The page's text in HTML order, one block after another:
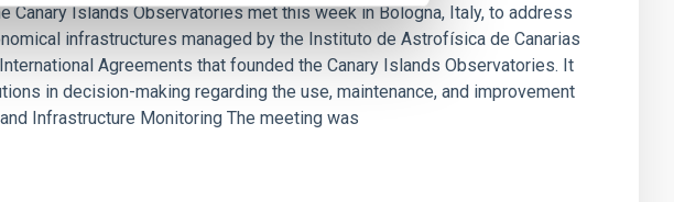
Canary Islands Observatories met this week in Bologna, Italy, to address
infrastructures managed by the Instituto de Astrofísica de Canarias
Agreements that founded the Canary Islands Observatories. It
in decision-making regarding the use, maintenance, and improvement
Infrastructure Monitoring The meeting was